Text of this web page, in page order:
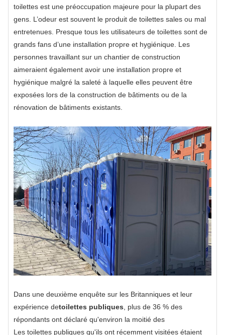
toilettes est une préoccupation majeure pour la plupart des
gens. L’odeur est souvent le produit de toilettes sales ou mal
entretenues. Presque tous les utilisateurs de toilettes sont de
grands fans d’une installation propre et hygiénique. Les
personnes travaillant sur un chantier de construction
aimeraient également avoir une installation propre et
hygiénique malgré la saleté à laquelle elles peuvent être
exposées lors de la construction de bâtiments ou de la
rénovation de bâtiments existants.
Dans une deuxième enquête sur les Britanniques et leur
expérience detoilettes publiques , plus de 36 % des
répondants ont déclaré qu'environ la moitié des
Les toilettes publiques qu'ils ont récemment visitées étaient